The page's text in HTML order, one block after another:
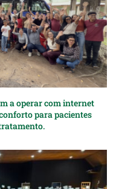
a operar com internet
para pacientes